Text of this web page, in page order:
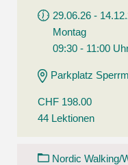
29.06.26 -
Montag
09:30 - 11:00
Parkplatz
CHF 198.00
44 Lektionen
Nordic Walking/